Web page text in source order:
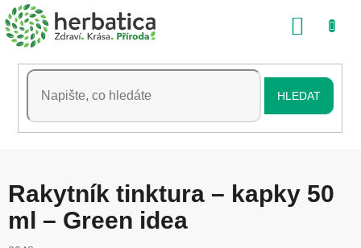
Přejít
na
obsah
HLEDAT
Rakytník tinktura – kapky 50
ml – Green idea